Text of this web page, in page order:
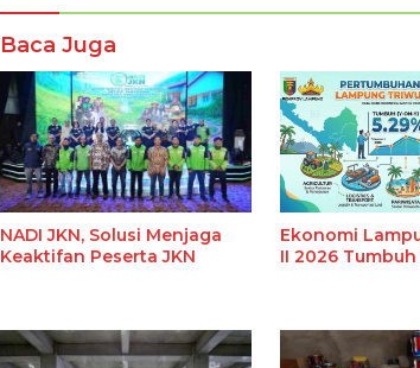
Baca Juga
NADI JKN, Solusi Menjaga
Keaktifan Peserta JKN
Ekonomi
II 2026 Tumbuh